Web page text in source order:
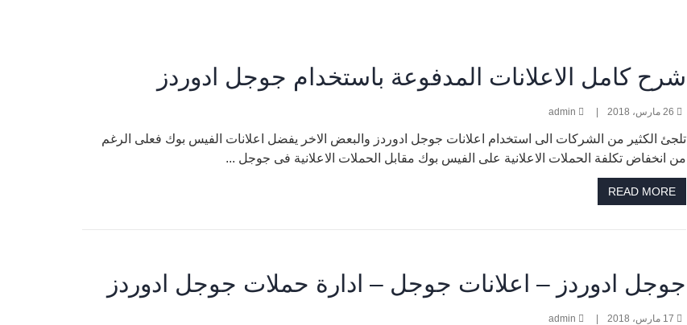
شرح كامل الاعلانات المدفوعة باستخدام جوجل ادوردز
26 مارس، 2018 admin
تلجئ الكثير من الشركات الى استخدام اعلانات جوجل ادوردز والبعض الاخر يفضل اعلانات الفيس بوك فعلى الرغم
من انخفاض تكلفة الحملات الاعلانية على الفيس بوك مقابل الحملات الاعلانية فى جوجل ...
READ MORE
جوجل ادوردز – اعلانات جوجل – ادارة حملات جوجل ادوردز
17 مارس، 2018 admin